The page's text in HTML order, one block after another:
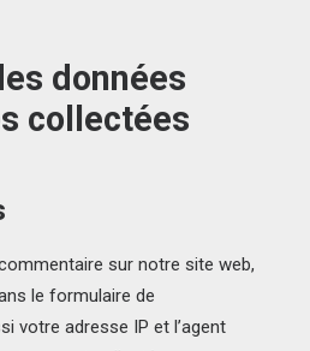
données
collectées
sur notre site web,
le formulaire de
votre adresse IP et l’agent